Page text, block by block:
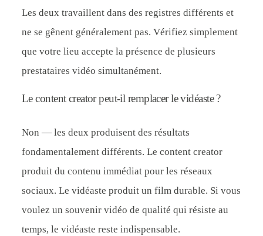
Les deux travaillent dans des registres différents et
ne se gênent généralement pas. Vérifiez simplement
que votre lieu accepte la présence de plusieurs
prestataires vidéo simultanément.
Le content creator peut-il remplacer le vidéaste ?
Non — les deux produisent des résultats
fondamentalement différents. Le content creator
produit du contenu immédiat pour les réseaux
sociaux. Le vidéaste produit un film durable. Si vous
voulez un souvenir vidéo de qualité qui résiste au
temps, le vidéaste reste indispensable.